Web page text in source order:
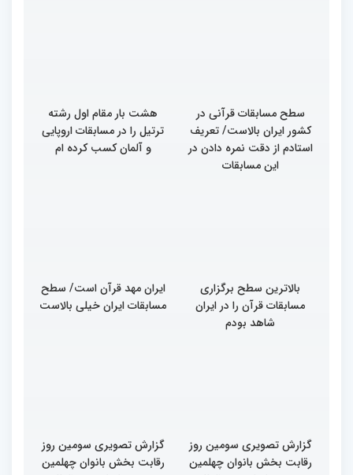
سطح مسابقات قرآنی در
کشور ایران بالاست/ تعریف
استادم از دقت نمره دادن در
این مسابقات
هشت بار مقام اول رشته
ترتیل را در مسابقات اروپایی
و آلمان کسب کرده ام
بالاترین سطح برگزاری
مسابقات قرآن را در ایران
شاهد بودم
ایران مهد قرآن است/ سطح
مسابقات ایران خیلی بالاست
گزارش تصویری سومین روز
رقابت بخش بانوان چهلمین
گزارش تصویری سومین روز
رقابت بخش بانوان چهلمین